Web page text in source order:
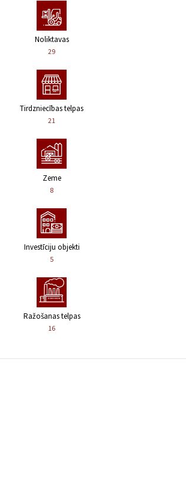
Noliktavas
29
Tirdzniecības telpas
21
Zeme
8
Investīciju objekti
5
Ražošanas telpas
16